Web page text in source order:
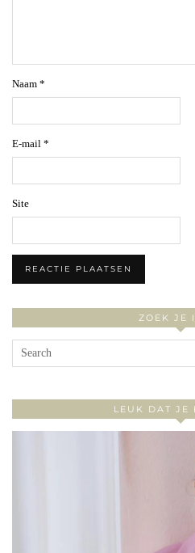
Naam *
E-mail *
Site
ZOEK JE
LEUK DAT JE